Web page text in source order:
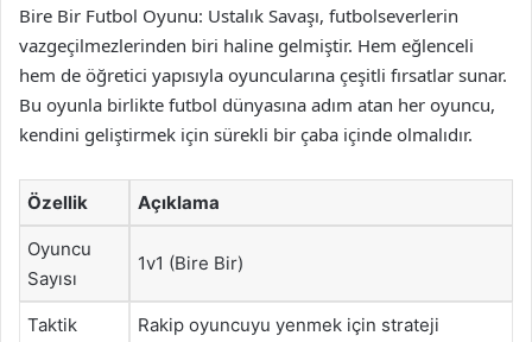
Bire Bir Futbol Oyunu: Ustalık Savaşı, futbolseverlerin
vazgeçilmezlerinden biri haline gelmiştir. Hem eğlenceli
hem de öğretici yapısıyla oyuncularına çeşitli fırsatlar sunar.
Bu oyunla birlikte futbol dünyasına adım atan her oyuncu,
kendini geliştirmek için sürekli bir çaba içinde olmalıdır.
Özellik Açıklama
Oyuncu
Sayısı
1v1 (Bire Bir)
Taktik
Rakip oyuncuyu yenmek için strateji